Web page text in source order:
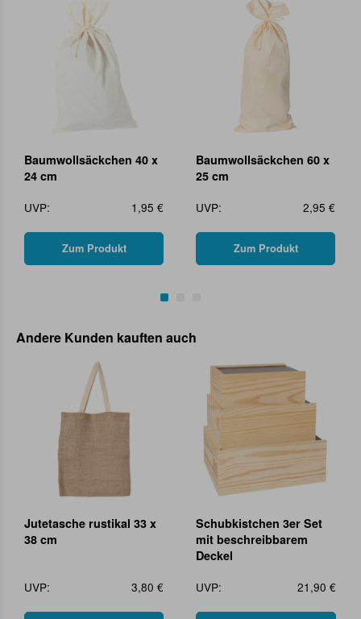
Baumwollsäckchen 40 x
24 cm
UVP:
1,95 €
Zum Produkt
Baumwollsäckchen 60 x
25 cm
UVP:
2,95 €
Zum Produkt
Andere Kunden kauften auch
Jutetasche rustikal 33 x
38 cm
UVP: 3,80 €
Schubkistchen 3er Set
mit beschreibbarem
Deckel
UVP:
21,90 €